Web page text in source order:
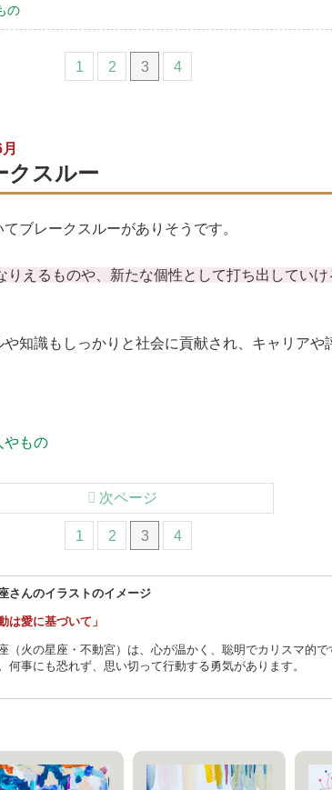
の
1 2 3 4
クスルー
ブレークスルーがありそうです。
りえるものや、新たな個性として打ち出してい
知識もしっかりと社会に貢献され、キャリアや
やもの
1 2 3 4
次ページ
さんのイラストのイメージ
は愛に基づいて」
（火の星座・不動宮）は、心が温かく、聡明でカリスマ的
何事にも恐れず、思い切って行動する勇気があります。